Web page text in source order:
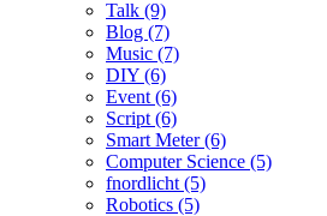
Talk (9)
Blog (7)
Music (7)
DIY (6)
Event (6)
Script (6)
Smart Meter (6)
Computer Science (5)
fnordlicht (5)
Robotics (5)